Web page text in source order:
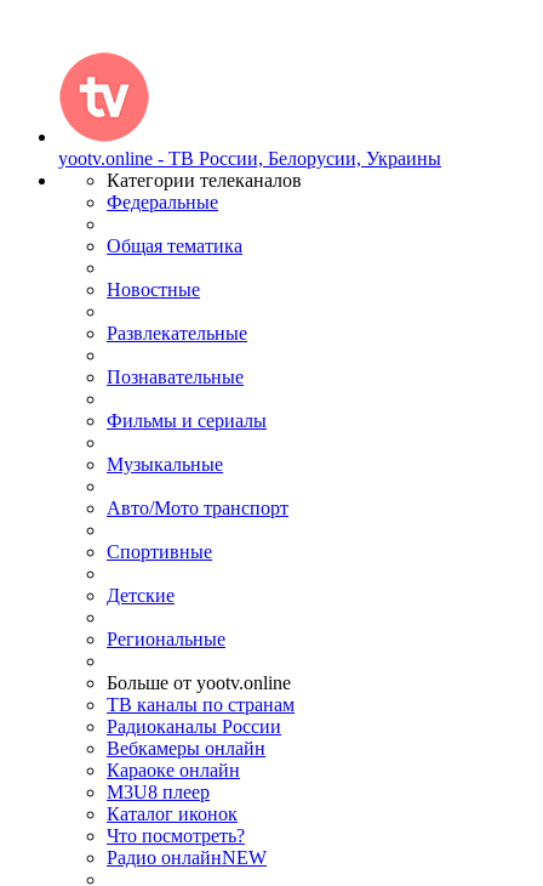
yootv.online - ТВ России, Белорусии, Украины
Категории телеканалов
Федеральные
Общая тематика
Новостные
Развлекательные
Познавательные
Фильмы и сериалы
Музыкальные
Авто/Мото транспорт
Спортивные
Детские
Региональные
Больше от yootv.online
ТВ каналы по странам
Радиоканалы России
Вебкамеры онлайн
Караоке онлайн
M3U8 плеер
Каталог иконок
Что посмотреть?
Радио онлайнNEW